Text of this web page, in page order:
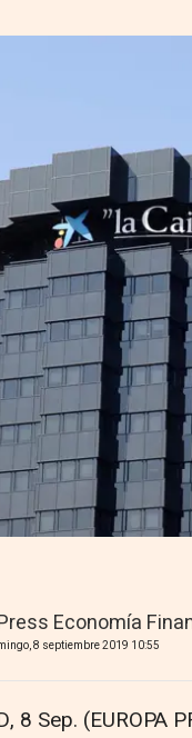
Economía
8 septiembre 2019 10:55
8 Sep. (EUROPA